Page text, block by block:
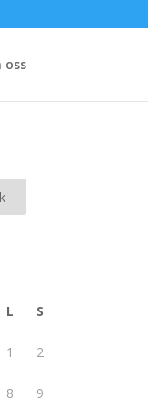
oss
L S
1 2
8 9